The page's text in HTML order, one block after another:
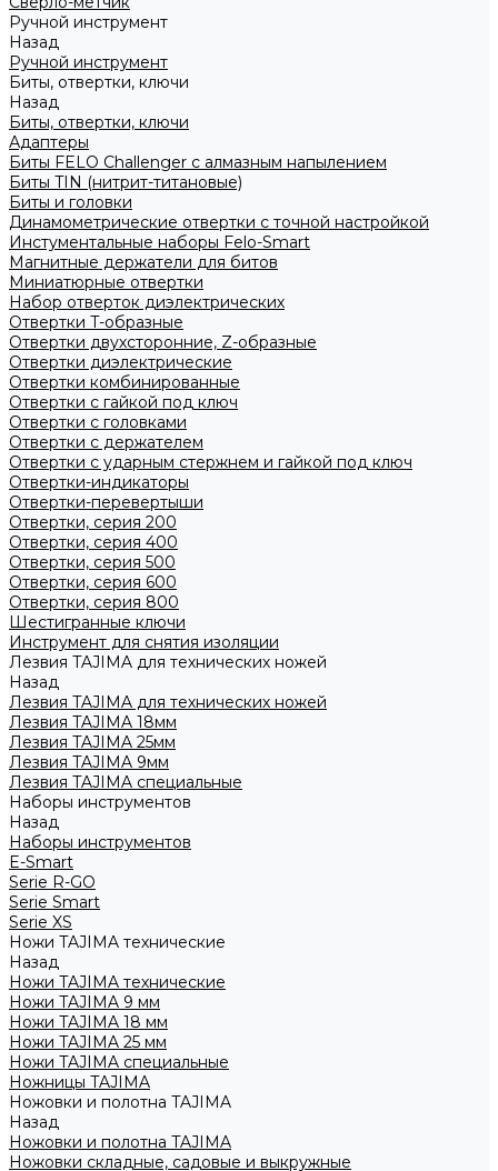
Ручной инструмент
Назад
Ручной инструмент
Биты, отвертки, ключи
Назад
Биты, отвертки, ключи
Адаптеры
Биты FELO Challenger с алмазным напылением
Биты TIN (нитрит-титановые)
Биты и головки
Динамометрические отвертки с точной настройкой
Инстументальные наборы Felo-Smart
Магнитные держатели для битов
Миниатюрные отвертки
Набор отверток диэлектрических
Отвертки T-образные
Отвертки двухсторонние, Z-образные
Отвертки диэлектрические
Отвертки комбинированные
Отвертки с гайкой под ключ
Отвертки с головками
Отвертки с держателем
Отвертки с ударным стержнем и гайкой под ключ
Отвертки-индикаторы
Отвертки-перевертыши
Отвертки, серия 200
Отвертки, серия 400
Отвертки, серия 500
Отвертки, серия 600
Отвертки, серия 800
Шестигранные ключи
Инструмент для снятия изоляции
Лезвия TAJIMA для технических ножей
Назад
Лезвия TAJIMA для технических ножей
Лезвия TAJIMA 18мм
Лезвия TAJIMA 25мм
Лезвия TAJIMA 9мм
Лезвия TAJIMA специальные
Наборы инструментов
Назад
Наборы инструментов
E-Smart
Serie R-GO
Serie Smart
Serie XS
Ножи TAJIMA технические
Назад
Ножи TAJIMA технические
Ножи TAJIMA 9 мм
Ножи TAJIMA 18 мм
Ножи TAJIMA 25 мм
Ножи TAJIMA специальные
Ножницы TAJIMA
Ножовки и полотна TAJIMA
Назад
Ножовки и полотна TAJIMA
Ножовки складные, садовые и выкружные